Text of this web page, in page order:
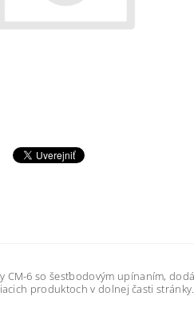
CM-6 so šesťbodovým upínaním,
produktoch v dolnej časti stránky.